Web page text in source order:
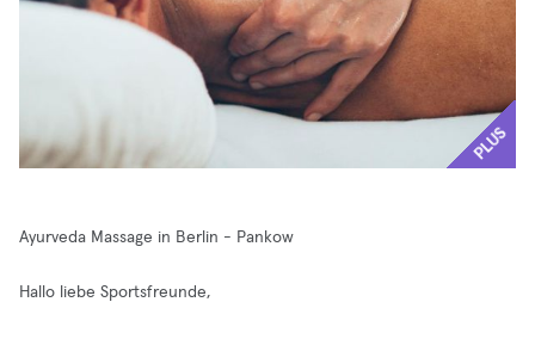
PLUS
Ayurveda Massage in Berlin - Pankow
Hallo liebe Sportsfreunde,